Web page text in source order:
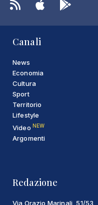
Canali
News
Economia
Cultura
Sport
Territorio
Lifestyle
Video NEW
Argomenti
Redazione
Via Orazio Marinali, 51/53